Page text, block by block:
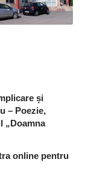
și
– Poezie,
„Doamna
online pentru